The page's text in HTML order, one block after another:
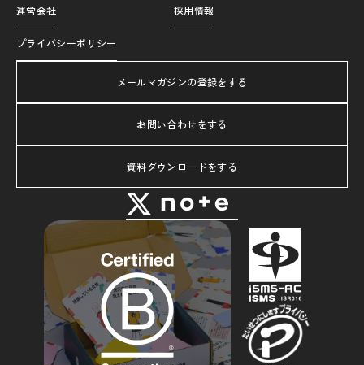
運営会社 採用情報
プライバシーポリシー
メールマガジンの登録をする
お問い合わせをする
資料ダウンロードをする